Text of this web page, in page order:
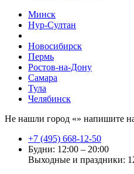
Минск
Нур-Султан
Новосибирск
Пермь
Ростов-на-Дону
Самара
Тула
Челябинск
Не нашли город «» напишите
+7 (495) 668-12-50
Будни: 12:00 – 20:00
Выходные и праздники: